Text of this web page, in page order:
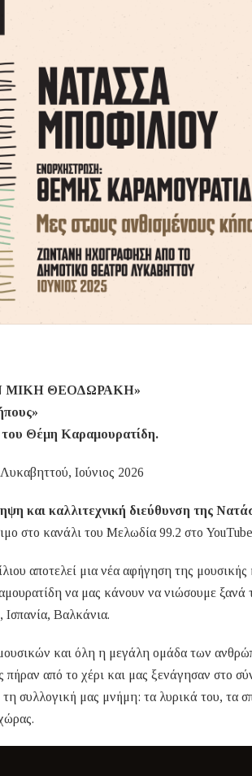
ΜΙΚΗ ΘΕΟΔΩΡΑΚΗ»
Θέμη Καραμουρατίδη.
Ιούνιος 2026
και καλλιτεχνική διεύθυνση της
στο κανάλι του Μελωδία 99.2 στο
αποτελεί μια νέα αφήγηση της μουσικής
να μας κάνουν να νιώσουμε ξανά
Βαλκάνια.
και όλη η μεγάλη ομάδα των
από το χέρι και μας ξενάγησαν στο
συλλογική μας μνήμη: τα λυρικά του, τα